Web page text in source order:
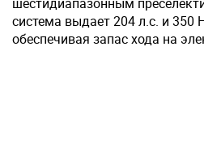
система выдает 204 л.с. и
обеспечивая запас хода на